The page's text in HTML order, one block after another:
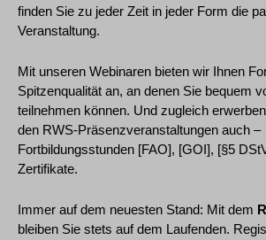
finden Sie zu jeder Zeit in jeder Form die
Veranstaltung.
Mit unseren Webinaren bieten wir Ihnen
Spitzenqualität an, an denen Sie bequem
teilnehmen können. Und zugleich
den RWS-Präsenzveranstaltungen auch –
Fortbildungsstunden [FAO], [GOI], [§5
Zertifikate.
Immer auf dem neuesten Stand: Mit dem
bleiben Sie stets auf dem Laufenden.